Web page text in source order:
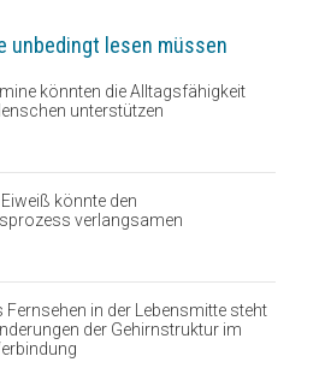
unbedingt lesen müssen
könnten die Alltagsfähigkeit
unterstützen
könnte den
verlangsamen
Fernsehen in der Lebensmitte steht
der Gehirnstruktur im